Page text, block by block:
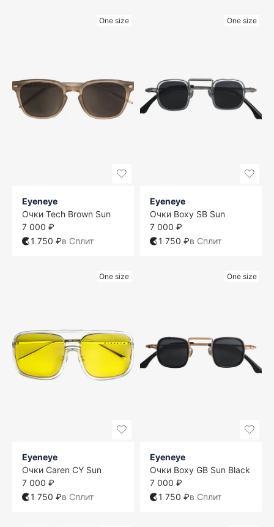
One size
Eyeneye
Очки Tech Brown Sun
7 000 ₽
1 750 ₽в Сплит
One size
Eyeneye
Очки Boxy SB Sun
7 000 ₽
1 750 ₽в Сплит
One size
Eyeneye
Очки Caren CY Sun
7 000 ₽
1 750 ₽в Сплит
One size
Eyeneye
Очки Boxy GB Sun Black
7 000 ₽
1 750 ₽в Сплит